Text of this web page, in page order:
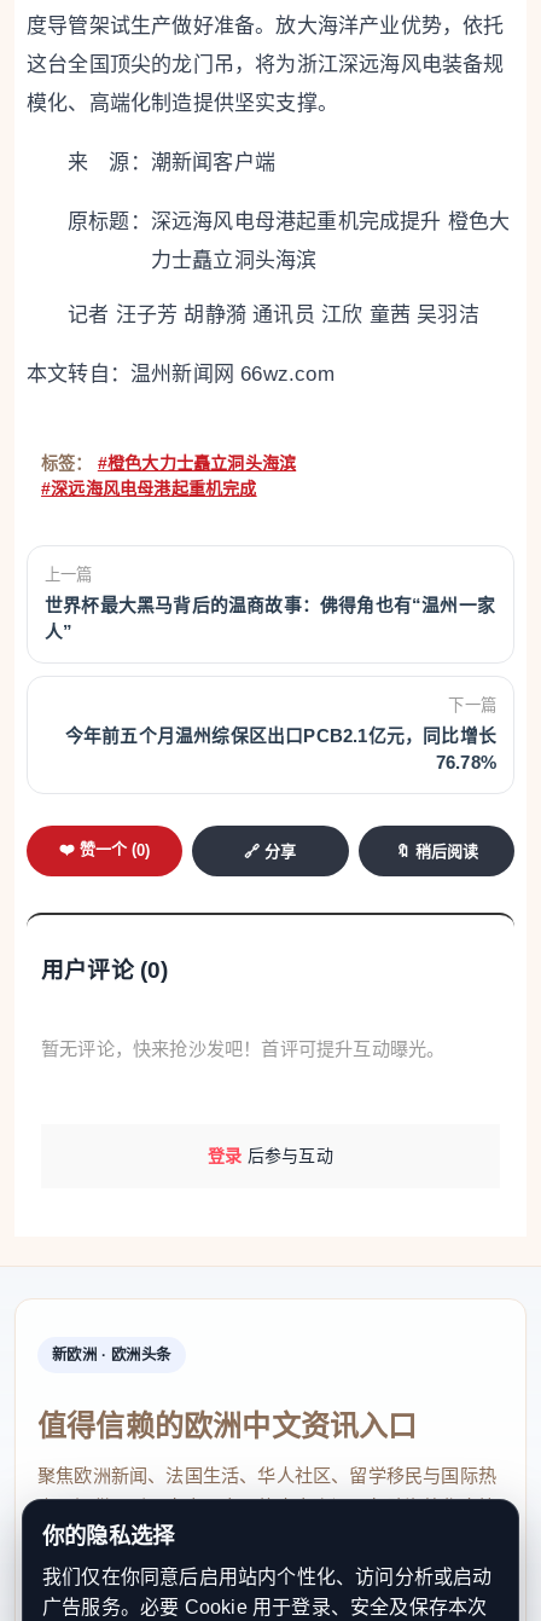
度导管架试生产做好准备。放大海洋产业优势，依托
这台全国顶尖的龙门吊，将为浙江深远海风电装备规
模化、高端化制造提供坚实支撑。
来 源：潮新闻客户端
原标题： 深远海风电母港起重机完成提升 橙色大
力士矗立洞头海滨
记者 汪子芳 胡静漪 通讯员 江欣 童茜 吴羽洁
本文转自： 温州新闻网 66wz.com
标签：
#橙色大力士矗立洞头海滨
#深远海风电母港起重机完成
上一篇
世界杯最大黑马背后的温商故事：佛得角也有“温州一家
人”
下一篇
今年前五个月温州综保区出口PCB2.1亿元，同比增长
76.78%
❤️ 赞一个 (0) 🔗 分享 🔖 稍后阅读
用户评论 (0)
暂无评论，快来抢沙发吧！首评可提升互动曝光。
登录 后参与互动
新欧洲 · 欧洲头条
值得信赖的欧洲中文资讯入口
聚焦欧洲新闻、法国生活、华人社区、留学移民与国际热
点，提供及时、真实、实用的中文资讯，帮助海外华人快
速了解欧洲动态。
contact@xinouzhou.com
你的隐私选择
我们仅在你同意后启用站内个性化、访问分析或启动
广告服务。必要 Cookie 用于登录、安全及保存本次